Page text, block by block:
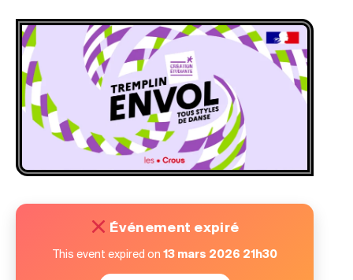
Événement expiré
This event expired on 13 mars 2026 21h30